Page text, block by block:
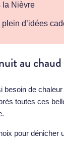
la Nièvre
d’idées
au
besoin de
toutes ces
pour dénicher